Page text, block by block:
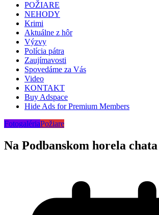
POŽIARE
NEHODY
Krimi
Aktuálne z hôr
Výzvy
Polícia pátra
Zaujímavosti
Spovedáme za Vás
Video
KONTAKT
Buy Adspace
Hide Ads for Premium Members
FotogalériaPožiare
Na Podbanskom horela chata